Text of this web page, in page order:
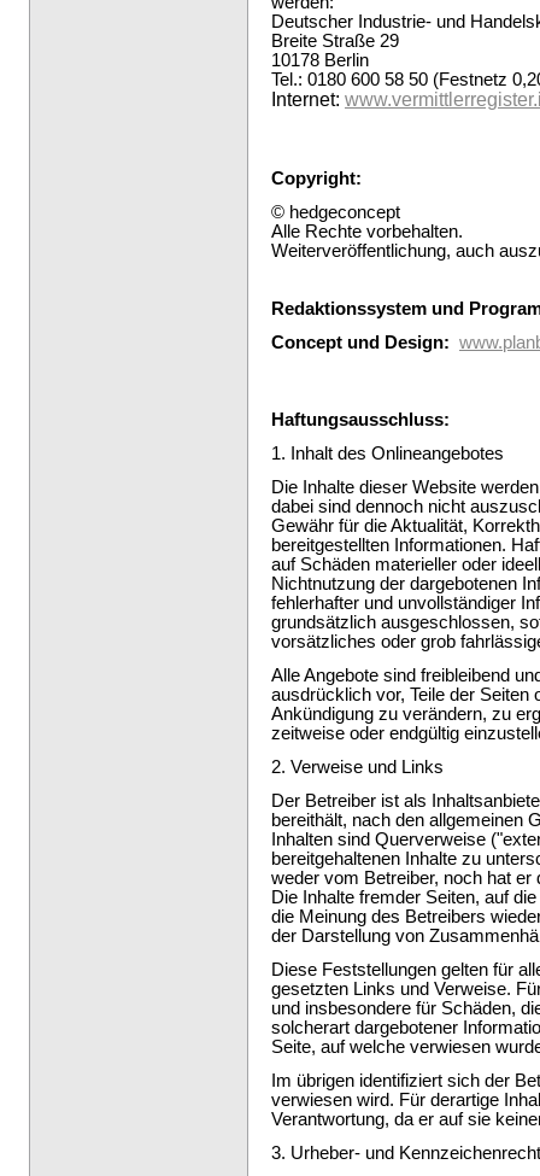
Deutscher Industrie- und
Breite Straße 29
10178 Berlin
Tel.: 0180 600 58 50 (Festnetz
Internet:
Copyright:
© hedgeconcept
Alle Rechte vorbehalten.
Weiterveröffentlichung, auch
Redaktionssystem und
Concept und Design:
Haftungsausschluss:
1. Inhalt des Onlineangebotes
Die Inhalte dieser Website
dabei sind dennoch nicht
Gewähr für die Aktualität,
bereitgestellten Informationen.
auf Schäden materieller oder
Nichtnutzung der dargebotenen
fehlerhafter und unvollständiger
grundsätzlich ausgeschlossen,
vorsätzliches oder grob
Alle Angebote sind freibleibend
ausdrücklich vor, Teile der Seiten
Ankündigung zu verändern, zu
zeitweise oder endgültig
2. Verweise und Links
Der Betreiber ist als
bereithält, nach den allgemeinen
Inhalten sind Querverweise
bereitgehaltenen Inhalte zu
weder vom Betreiber, noch hat
Die Inhalte fremder Seiten, auf
die Meinung des Betreibers
der Darstellung von
Diese Feststellungen gelten für
gesetzten Links und Verweise.
und insbesondere für Schäden,
solcherart dargebotener
Seite, auf welche verwiesen
Im übrigen identifiziert sich der
verwiesen wird. Für derartige
Verantwortung, da er auf sie
3. Urheber- und Kennzeichenrecht